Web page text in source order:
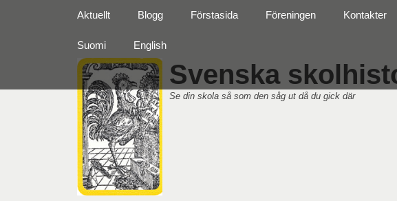
Svenska
Se din skola så som den såg ut då du gick där
Primär meny
innehåll
Aktuellt Blogg Förstasida Föreningen Kontakter
Suomi English